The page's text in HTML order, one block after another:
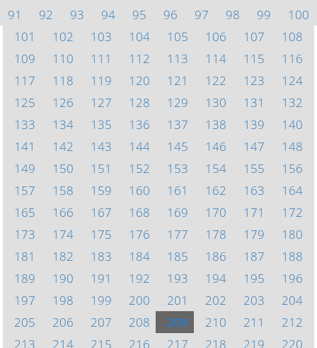
91
92 93 94 95 96 97 98 99
100
101
102 103 104 105 106 107
108
109
110 111 112 113 114 115
116
117
118 119 120 121 122 123
124
125
126 127 128 129 130 131
132
133
134 135 136 137 138 139
140
141
142 143 144 145 146 147
148
149
150 151 152 153 154 155
156
157
158 159 160 161 162 163
164
165
166 167 168 169 170 171
172
173
174 175 176 177 178 179
180
181
182 183 184 185 186 187
188
189
190 191 192 193 194 195
196
197
198 199 200 201 202 203
204
205
206 207 208 209 210 211
212
213
214 215 216 217 218 219 220